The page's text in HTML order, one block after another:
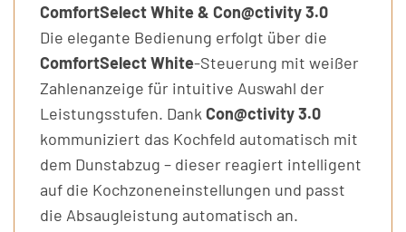
ComfortSelect White & Con@ctivity 3.0
Die elegante Bedienung erfolgt über die
ComfortSelect White-Steuerung mit weißer
Zahlenanzeige für intuitive Auswahl der
Leistungsstufen. Dank Con@ctivity 3.0
kommuniziert das Kochfeld automatisch mit
dem Dunstabzug – dieser reagiert intelligent
auf die Kochzoneneinstellungen und passt
die Absaugleistung automatisch an.